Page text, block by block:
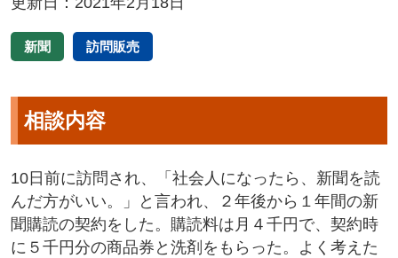
新聞 訪問販売
相談内容
10日前に訪問され、「社会人になったら、新聞を読
んだ方がいい。」と言われ、２年後から１年間の新
聞購読の契約をした。購読料は月４千円で、契約時
に５千円分の商品券と洗剤をもらった。よく考えた